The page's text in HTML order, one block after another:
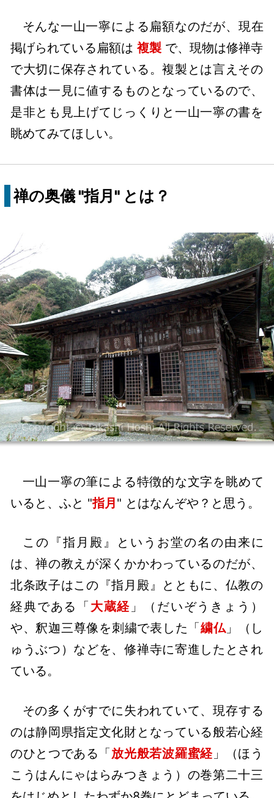
そんな一山一寧による扁額なのだが、現在
掲げられている扁額は複製 で、現物は修禅寺
で大切に保存されている。複製とは言えその
書体は一見に値するものとなっているので、
是非とも見上げてじっくりと一山一寧の書を
眺めてみてほしい。
禅の奥儀 "指月" とは？
一山一寧の筆による特徴的な文字を眺めて
いると、ふと "指月 " とはなんぞや？と思う。
この『指月殿』というお堂の名の由来に
は、禅の教えが深くかかわっているのだが、
北条政子はこの『指月殿』とともに、仏教の
経典である「 大蔵経 」（だいぞうきょう）
や、釈迦三尊像を刺繍で表した「繍仏」（し
ゅうぶつ）などを、修禅寺に寄進したとされ
ている。
その多くがすでに失われていて、現存する
のは静岡県指定文化財となっている般若心経
のひとつである「放光般若波羅蜜経 」（ほう
こうはんにゃはらみつきょう）の巻第二十三